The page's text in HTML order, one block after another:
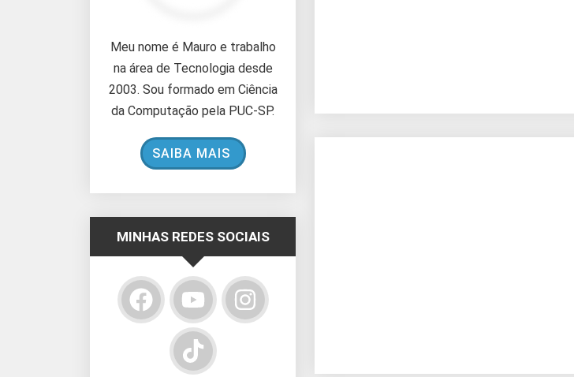
Meu nome é Mauro e trabalho
na área de Tecnologia desde
2003. Sou formado em Ciência
da Computação pela PUC-SP.
SAIBA MAIS
MINHAS REDES SOCIAIS